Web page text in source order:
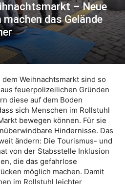
– Neue
das Gelände
Weihnachtsmarkt sind so
feuerpolizeilichen Gründen
diese auf dem Boden
sich Menschen im Rollstuhl
bewegen können. Für sie
Hindernisse. Das
ändern: Die Tourismus- und
von der Stabsstelle Inklusion
die das gefahrlose
möglich machen. Damit
im Rollstuhl leichter